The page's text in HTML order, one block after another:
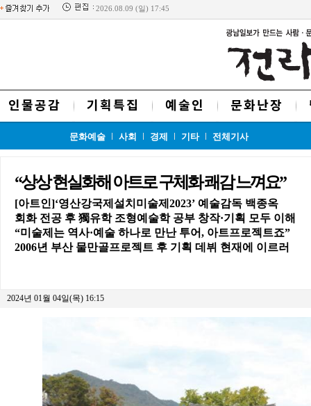
2026.08.09 (일) 17:45
인물공감 기획특집 예술인 문화난장
문화예술 사회 경제 기타 전체기사
“상상 현실화해 아트로 구체화 쾌감 느껴요”
[아트인]‘영산강국제설치미술제2023’ 예술감독 백종옥
회화 전공 후 獨유학 조형예술학 공부 창작·기획 모두 이해
“미술제는 역사·예술 하나로 만난 투어, 아트프로젝트죠”
2006년 부산 물만골프로젝트 후 기획 데뷔 현재에 이르러
2024년 01월 04일(목) 16:15